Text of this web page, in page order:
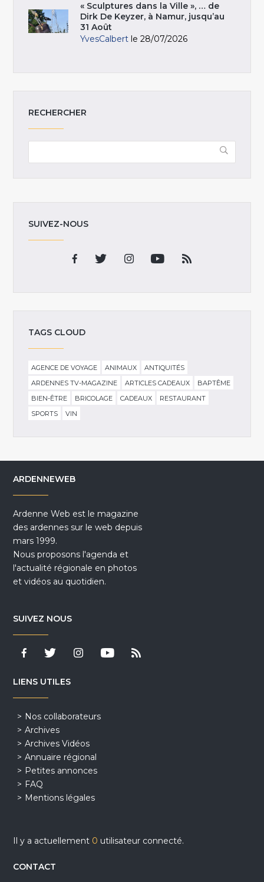
« Sculptures dans la Ville », … de
Dirk De Keyzer, à Namur, jusqu’au
31 Août
YvesCalbert le 28/07/2026
RECHERCHER
SUIVEZ-NOUS
TAGS CLOUD
AGENCE DE VOYAGE ANIMAUX
ANTIQUITÉS
ARDENNES TV-MAGAZINE
ARTICLES CADEAUX
BAPTÊME
BIEN-ÊTRE
BRICOLAGE CADEAUX
RESTAURANT
SPORTS
VIN
ARDENNEWEB
Ardenne Web est le magazine
des ardennes sur le web depuis
mars 1999.
Nous proposons l'agenda et
l'actualité régionale en photos
et vidéos au quotidien.
SUIVEZ NOUS
LIENS UTILES
Nos collaborateurs
Archives
Archives Vidéos
Annuaire régional
Petites annonces
FAQ
Mentions légales
Il y a actuellement 0 utilisateur connecté.
CONTACT